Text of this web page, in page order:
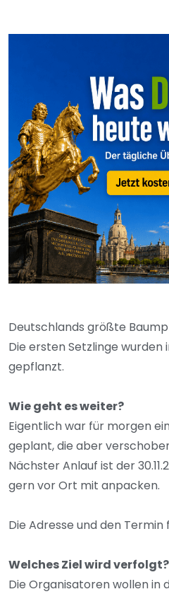
Deutschlands größte
Die ersten Setzlinge wurden
gepflanzt.
Wie geht es weiter?
Eigentlich war für morgen
geplant, die aber
Nächster Anlauf ist der
gern vor Ort mit anpacken.
Die Adresse und den
Welches Ziel wird verfolgt?
Die Organisatoren wollen in